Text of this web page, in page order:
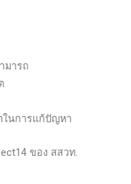
มารถ
นการแก้ปัญหา
ของ สสวท.